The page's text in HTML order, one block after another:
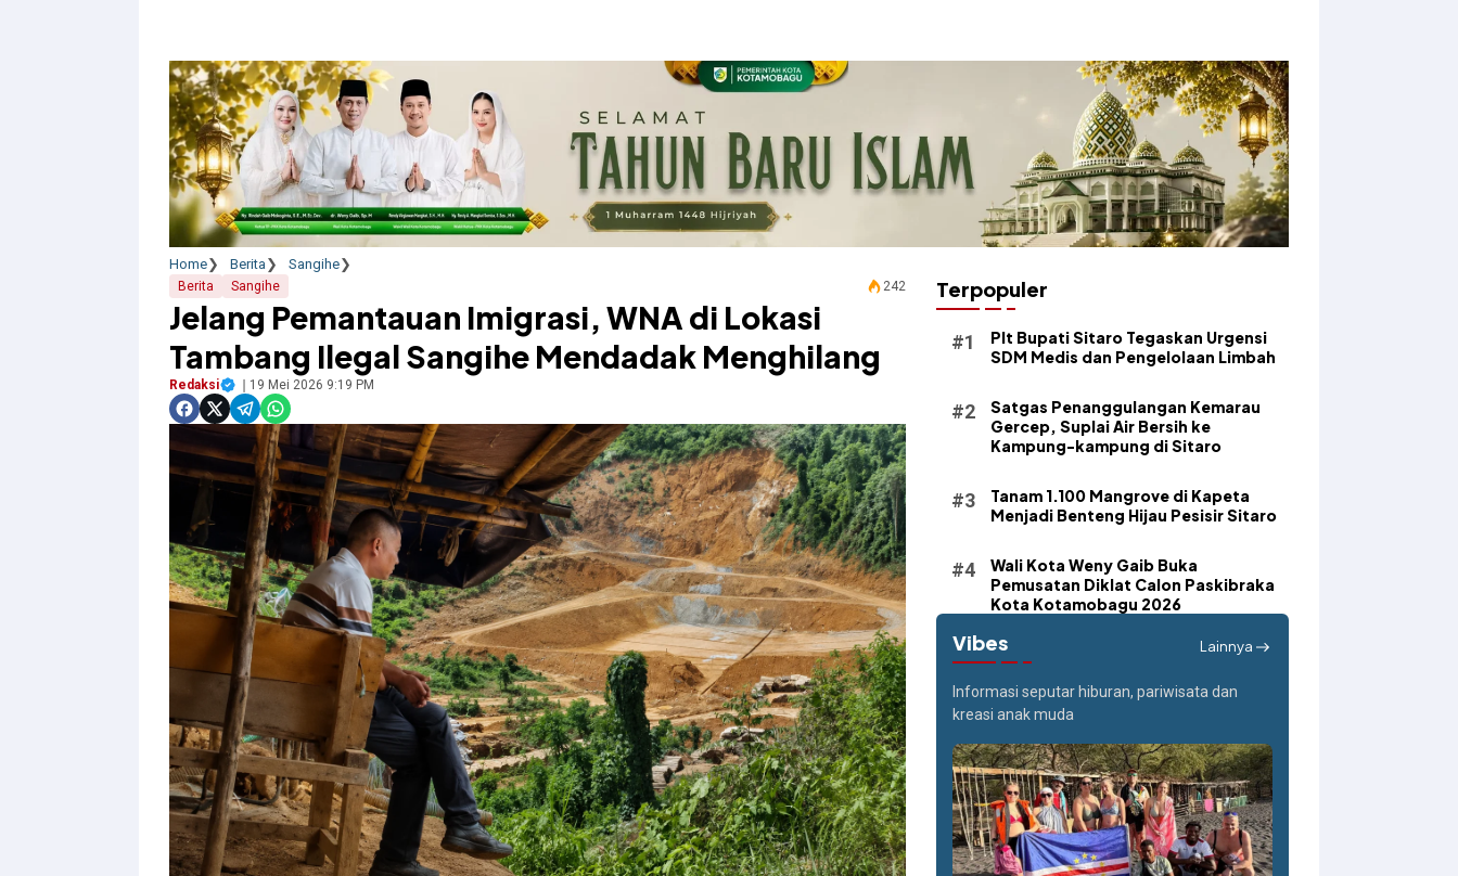
Home Berita Sangihe
Berita Sangihe 242
Jelang Pemantauan Imigrasi, WNA di Lokasi
Tambang Ilegal Sangihe Mendadak Menghilang
Redaksi 19 Mei 2026 9:19 PM
Terpopuler
​Plt Bupati Sitaro Tegaskan Urgensi
SDM Medis dan Pengelolaan Limbah
Satgas Penanggulangan Kemarau
Gercep, Suplai Air Bersih ke
Kampung-kampung di Sitaro
Tanam 1.100 Mangrove di Kapeta
Menjadi Benteng Hijau Pesisir Sitaro
Wali Kota Weny Gaib Buka
Pemusatan Diklat Calon Paskibraka
Kota Kotamobagu 2026
Vibes Lainnya
Informasi seputar hiburan, pariwisata dan
kreasi anak muda